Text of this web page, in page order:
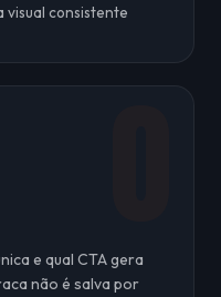
visual consistente
e qual CTA gera
não é salva por